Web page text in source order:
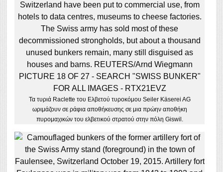
Τα τυριά Raclette του Ελβετού τυροκόμου Seiler Käserei AG
ωριμάζουν σε ράφια αποθήκευσης σε μια πρώην αποθήκη
πυρομαχικών του ελβετικού στρατού στην πόλη Giswil.